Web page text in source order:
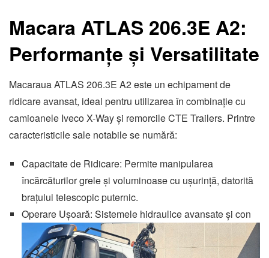
Macara ATLAS 206.3E A2:
Performanțe și Versatilitate
Macaraua ATLAS 206.3E A2 este un echipament de
ridicare avansat, ideal pentru utilizarea în combinație cu
camioanele Iveco X-Way și remorcile CTE Trailers. Printre
caracteristicile sale notabile se numără:
Capacitate de Ridicare: Permite manipularea
încărcăturilor grele și voluminoase cu ușurință, datorită
brațului telescopic puternic.
Operare Ușoară: Sistemele hidraulice avansate și con
Player
video